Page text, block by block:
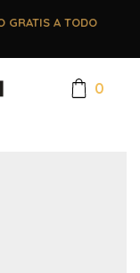
GRATIS A TODO
0